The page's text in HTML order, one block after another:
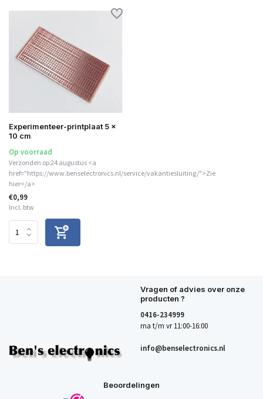
Experimenteer-printplaat 5 x
10 cm
Op voorraad
Verzonden op 24 augustus <a
href="https://www.benselectronics.nl/service/vakantiesluiting/">Zie
hier</a>
€0,99
Incl. btw
Vragen of advies over onze
producten ?
0416-234999
ma t/m vr 11:00-16:00
info@benselectronics.nl
Beoordelingen